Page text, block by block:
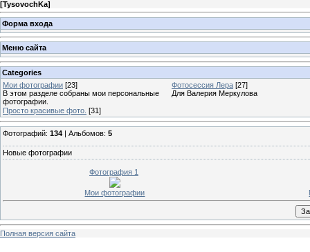
[TysovochKa]
Форма входа
Меню сайта
Categories
Мои фотографии [23]
В этом разделе собраны мои персональные
фотографии.
Фотосессия Лера [27]
Для Валерия Меркулова
Просто красивые фото. [31]
Фотографий: 134 | Альбомов: 5
Новые фотографии
Фотография 1
Мои фотографии
Полная версия сайта